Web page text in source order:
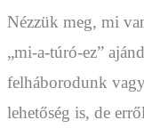
Nézzük meg, mi
„mi-a-túró-ez”
felháborodunk
lehetőség is, de